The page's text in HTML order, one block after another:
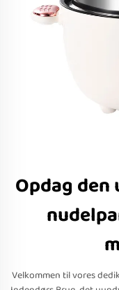
Opdag
Velkommen til vores